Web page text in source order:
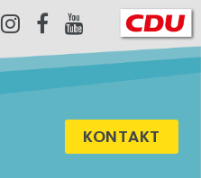
Instagram
Facebook
Youtube
KONTAKT